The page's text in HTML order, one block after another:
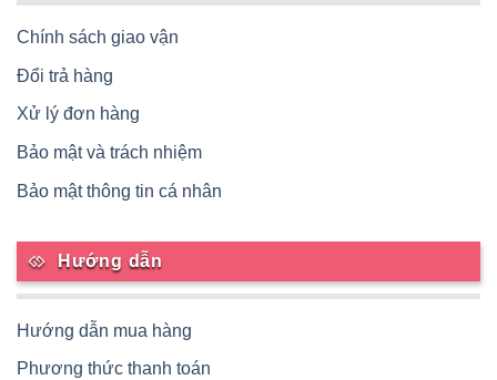
Chính sách giao vận
Đổi trả hàng
Xử lý đơn hàng
Bảo mật và trách nhiệm
Bảo mật thông tin cá nhân
Hướng dẫn
Hướng dẫn mua hàng
Phương thức thanh toán